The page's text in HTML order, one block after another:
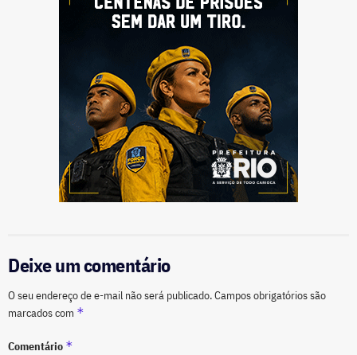
Deixe um comentário
O seu endereço de e-mail não será publicado.Campos obrigatórios são
marcados com *
Comentário *